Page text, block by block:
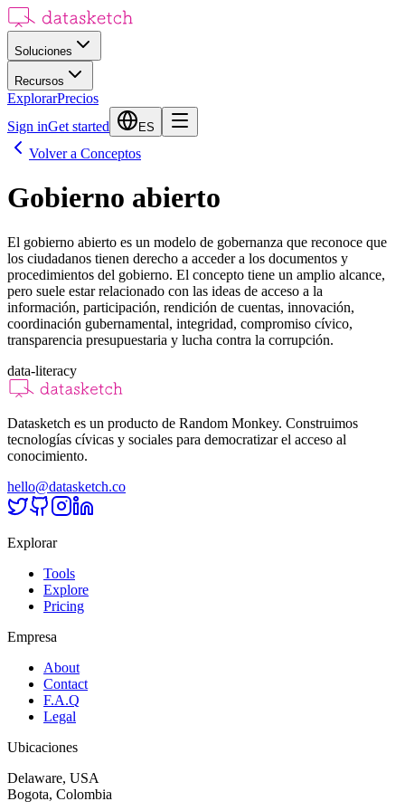
Soluciones
Recursos
ExplorarPrecios
Sign inGet started ES
Volver a Conceptos
Gobierno abierto
El gobierno abierto es un modelo de gobernanza que reconoce que
los ciudadanos tienen derecho a acceder a los documentos y
procedimientos del gobierno. El concepto tiene un amplio alcance,
pero suele estar relacionado con las ideas de acceso a la
información, participación, rendición de cuentas, innovación,
coordinación gubernamental, integridad, compromiso cívico,
transparencia presupuestaria y lucha contra la corrupción.
data-literacy
Datasketch es un producto de Random Monkey. Construimos
tecnologías cívicas y sociales para democratizar el acceso al
conocimiento.
hello@datasketch.co
Explorar
Tools
Explore
Pricing
Empresa
About
Contact
F.A.Q
Legal
Ubicaciones
Delaware, USA
Bogota, Colombia